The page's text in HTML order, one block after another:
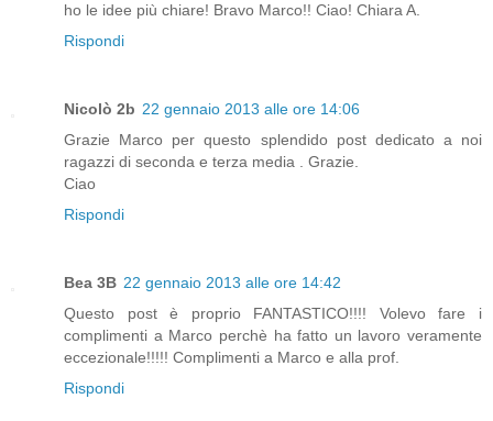
ho le idee più chiare! Bravo Marco!! Ciao! Chiara A.
Rispondi
Nicolò 2b 22 gennaio 2013 alle ore 14:06
Grazie Marco per questo splendido post dedicato a noi
ragazzi di seconda e terza media . Grazie.
Ciao
Rispondi
Bea 3B 22 gennaio 2013 alle ore 14:42
Questo post è proprio FANTASTICO!!!! Volevo fare i
complimenti a Marco perchè ha fatto un lavoro veramente
eccezionale!!!!! Complimenti a Marco e alla prof.
Rispondi